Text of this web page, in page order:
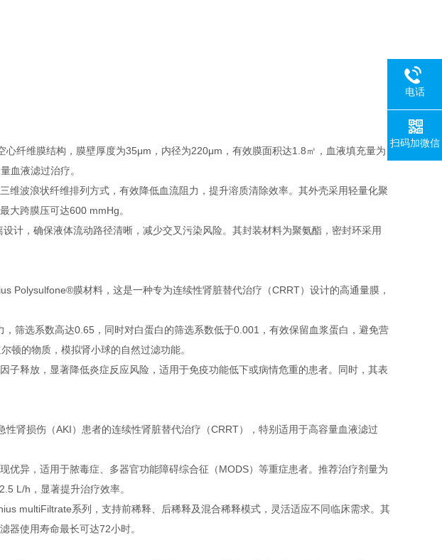
纤维膜结构，膜壁厚度为35μm，内径为220μm，有效膜面积达1.8㎡，血液填充量为
血液滤过治疗。
维波浪状纤维排列方式，有效降低血流阻力，提升溶质清除效率。其外壳采用轻量化聚
大跨膜压可达600 mmHg。
计，确保液体流动路径清晰，减少交叉污染风险。其封装材料为聚氨酯，密封环采用
Polysulfone®膜材料，这是一种专为连续性肾脏替代治疗（CRRT）设计的高通量膜，
筛选系数高达0.65，同时对白蛋白的筛选系数低于0.001，有效保留血浆蛋白，避免营
顿的物质，模拟肾小球的自然过滤功能。
子释放，显著降低炎症反应风险，适用于免疫功能低下或病情危重的患者。同时，其表
肾损伤（AKI）患者的连续性肾脏替代治疗（CRRT），特别适用于高容量血液滤过
优异，适用于脓毒症、多器官功能障碍综合征（MODS）等重症患者。推荐治疗剂量为
L/h，显著提升治疗效率。
multiFiltrate系列，支持前稀释、后稀释及混合稀释模式，灵活适应不同临床需求。其
器使用寿命最长可达72小时。
电话
扫码加微信